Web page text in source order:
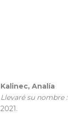
Kalinec, Analía
Llevaré su nombre
2021.